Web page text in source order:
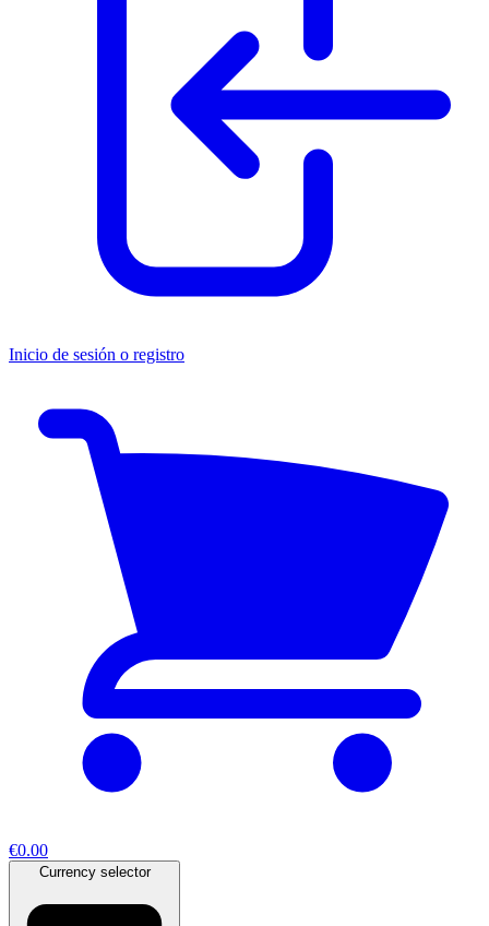
Inicio de sesión o registro
€0.00
Currency selector